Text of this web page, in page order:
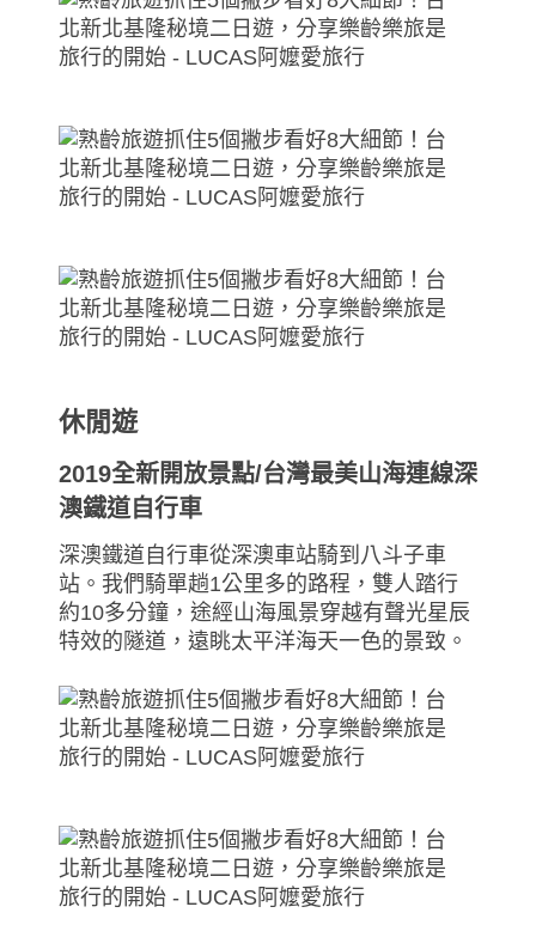
休閒遊
2019全新開放景點/台灣最美山海連線深
澳鐵道自行車
深澳鐵道自行車從深澳車站騎到八斗子車
站。我們騎單趟1公里多的路程，雙人踏行
約10多分鐘，途經山海風景穿越有聲光星辰
特效的隧道，遠眺太平洋海天一色的景致。